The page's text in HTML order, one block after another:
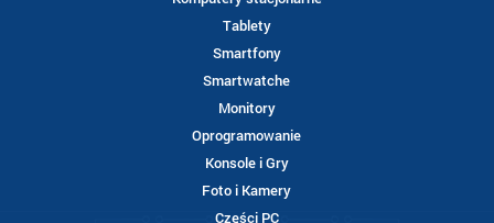
Tablety
Smartfony
Smartwatche
Monitory
Oprogramowanie
Konsole i Gry
Foto i Kamery
Części PC